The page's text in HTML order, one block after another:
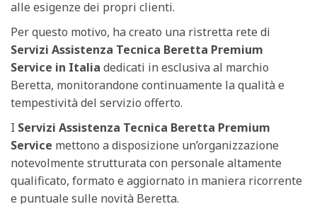
alle esigenze dei propri clienti.
Per questo motivo, ha creato una ristretta rete di
Servizi Assistenza Tecnica Beretta Premium
Service in Italia dedicati in esclusiva al marchio
Beretta, monitorandone continuamente la qualità e
tempestività del servizio offerto.
I Servizi Assistenza Tecnica Beretta Premium
Service mettono a disposizione un’organizzazione
notevolmente strutturata con personale altamente
qualificato, formato e aggiornato in maniera ricorrente
e puntuale sulle novità Beretta.